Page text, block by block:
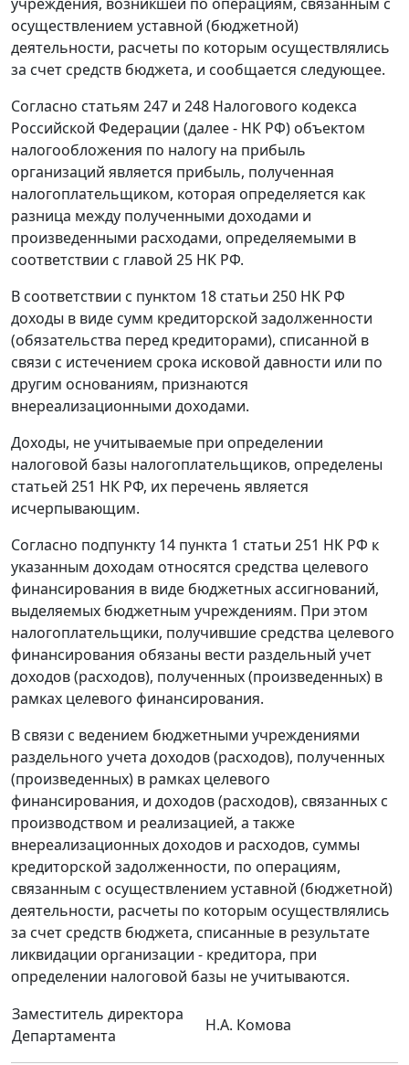
учреждения, возникшей по операциям, связанным с
осуществлением уставной (бюджетной)
деятельности, расчеты по которым осуществлялись
за счет средств бюджета, и сообщается следующее.
Согласно статьям 247 и 248 Налогового кодекса
Российской Федерации (далее - НК РФ) объектом
налогообложения по налогу на прибыль
организаций является прибыль, полученная
налогоплательщиком, которая определяется как
разница между полученными доходами и
произведенными расходами, определяемыми в
соответствии с главой 25 НК РФ.
В соответствии с пунктом 18 статьи 250 НК РФ
доходы в виде сумм кредиторской задолженности
(обязательства перед кредиторами), списанной в
связи с истечением срока исковой давности или по
другим основаниям, признаются
внереализационными доходами.
Доходы, не учитываемые при определении
налоговой базы налогоплательщиков, определены
статьей 251 НК РФ, их перечень является
исчерпывающим.
Согласно подпункту 14 пункта 1 статьи 251 НК РФ к
указанным доходам относятся средства целевого
финансирования в виде бюджетных ассигнований,
выделяемых бюджетным учреждениям. При этом
налогоплательщики, получившие средства целевого
финансирования обязаны вести раздельный учет
доходов (расходов), полученных (произведенных) в
рамках целевого финансирования.
В связи с ведением бюджетными учреждениями
раздельного учета доходов (расходов), полученных
(произведенных) в рамках целевого
финансирования, и доходов (расходов), связанных с
производством и реализацией, а также
внереализационных доходов и расходов, суммы
кредиторской задолженности, по операциям,
связанным с осуществлением уставной (бюджетной)
деятельности, расчеты по которым осуществлялись
за счет средств бюджета, списанные в результате
ликвидации организации - кредитора, при
определении налоговой базы не учитываются.
Заместитель директора
Департамента
Н.А. Комова